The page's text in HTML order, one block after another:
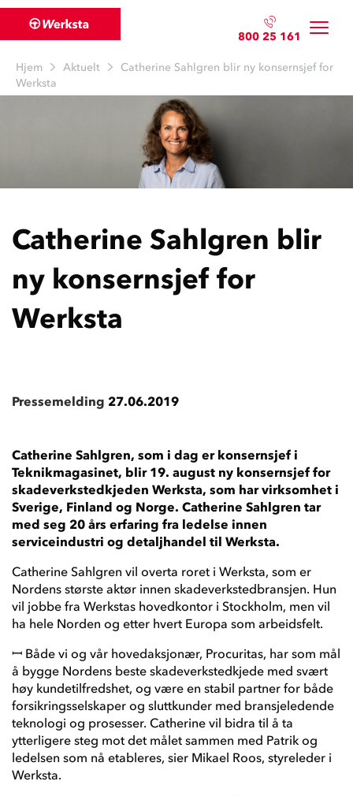
800 25 161
Hjem Aktuelt
Catherine Sahlgren blir ny konsernsjef for
Werksta
Catherine Sahlgren blir
ny konsernsjef for
Werksta
Pressemelding 27.06.2019
Catherine Sahlgren, som i dag er konsernsjef i
Teknikmagasinet, blir 19. august ny konsernsjef for
skadeverkstedkjeden Werksta, som har virksomhet i
Sverige, Finland og Norge. Catherine Sahlgren tar
med seg 20 års erfaring fra ledelse innen
serviceindustri og detaljhandel til Werksta.
Catherine Sahlgren vil overta roret i Werksta, som er
Nordens største aktør innen skadeverkstedbransjen. Hun
vil jobbe fra Werkstas hovedkontor i Stockholm, men vil
ha hele Norden og etter hvert Europa som arbeidsfelt.
ꟷ Både vi og vår hovedaksjonær, Procuritas, har som mål
å bygge Nordens beste skadeverkstedkjede med svært
høy kundetilfredshet, og være en stabil partner for både
forsikringsselskaper og sluttkunder med bransjeledende
teknologi og prosesser. Catherine vil bidra til å ta
ytterligere steg mot det målet sammen med Patrik og
ledelsen som nå etableres, sier Mikael Roos, styreleder i
Werksta.